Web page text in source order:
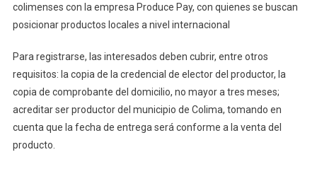
colimenses con la empresa Produce Pay, con quienes se buscan
posicionar productos locales a nivel internacional
Para registrarse, las interesados deben cubrir, entre otros
requisitos: la copia de la credencial de elector del productor, la
copia de comprobante del domicilio, no mayor a tres meses;
acreditar ser productor del municipio de Colima, tomando en
cuenta que la fecha de entrega será conforme a la venta del
producto.